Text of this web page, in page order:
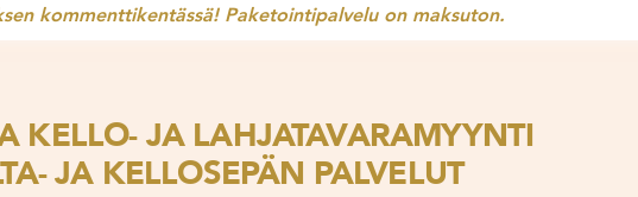
kommenttikentässä! Paketointipalvelu on maksuton.
KELLO- JA LAHJATAVARAMYYNTI
JA KELLOSEPÄN PALVELUT